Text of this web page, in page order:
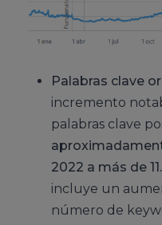
Palabras clave
incremento
palabras clave
2022 a más de
incluye un
número de